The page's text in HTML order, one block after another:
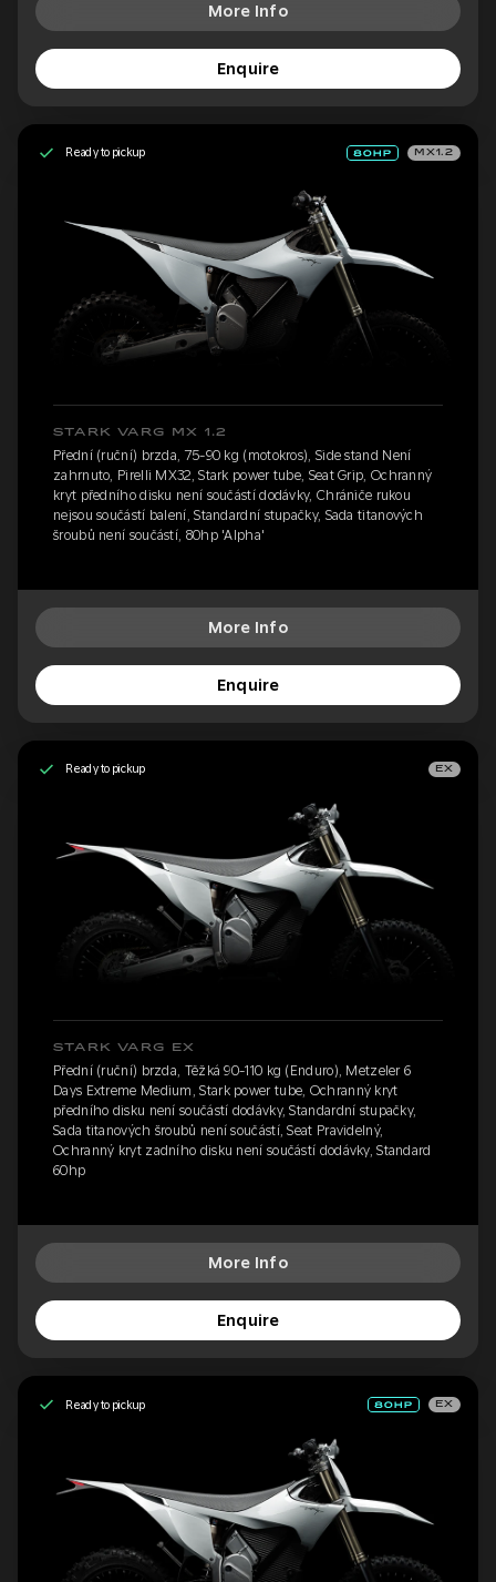
More Info
Enquire
Ready to pickup MX1.2
STARK VARG MX 1.2
Přední (ruční) brzda, 75-90 kg (motokros), Side stand Není
zahrnuto, Pirelli MX32, Stark power tube, Seat Grip, Ochranný
kryt předního disku není součástí dodávky, Chrániče rukou
nejsou součástí balení, Standardní stupačky, Sada titanových
šroubů není součástí, 80hp 'Alpha'
More Info
Enquire
Ready to pickup EX
STARK VARG EX
Přední (ruční) brzda, Těžká 90-110 kg (Enduro), Metzeler 6
Days Extreme Medium, Stark power tube, Ochranný kryt
předního disku není součástí dodávky, Standardní stupačky,
Sada titanových šroubů není součástí, Seat Pravidelný,
Ochranný kryt zadního disku není součástí dodávky, Standard
60hp
More Info
Enquire
Ready to pickup EX